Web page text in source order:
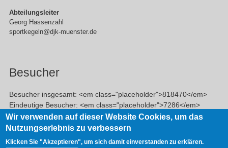
Abteilungsleiter
Georg Hassenzahl
sportkegeln@djk-muenster.de
Besucher
Besucher insgesamt: <em class="placeholder">818470</em>
Eindeutige Besucher: <em class="placeholder">7286</em>
Veröffentlichte Beiträge: <em class="placeholder">756</em>
Wir verwenden auf dieser Website Cookies, um das
Nutzungserlebnis zu verbessern
Klicken Sie "Akzeptieren", um sich damit einverstanden zu erklären.